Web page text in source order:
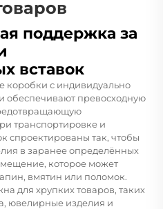
поддержка за
вставок
с индивидуально
обеспечивают превосходную
транспортировке и
спроектированы так, чтобы
в заранее определённых
которое может
вмятин или поломок.
для хрупких товаров, таких
ювелирные изделия и